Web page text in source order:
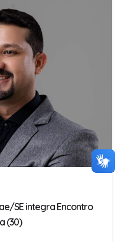
SE integra Encontro
(30)